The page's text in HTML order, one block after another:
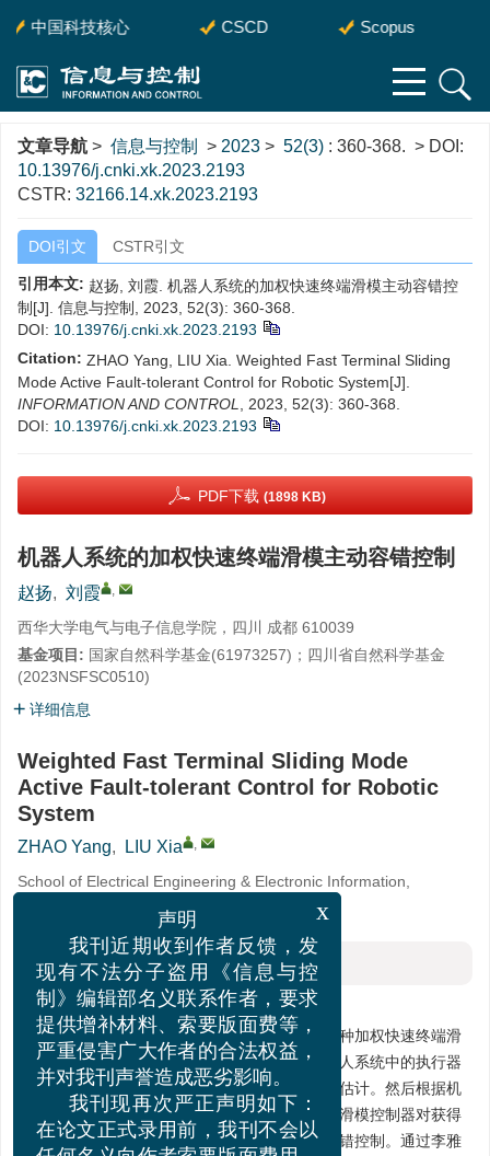
中国科技核心 CSCD Scopus
文章导航 > 信息与控制 > 2023 > 52(3) : 360-368. > DOI:
10.13976/j.cnki.xk.2023.2193
CSTR: 32166.14.xk.2023.2193
DOI引文 CSTR引文
引用本文: 赵扬, 刘霞. 机器人系统的加权快速终端滑模主动容错控
制[J]. 信息与控制, 2023, 52(3): 360-368.
DOI: 10.13976/j.cnki.xk.2023.2193
Citation: ZHAO Yang, LIU Xia. Weighted Fast Terminal Sliding
Mode Active Fault-tolerant Control for Robotic System[J].
INFORMATION AND CONTROL
, 2023, 52(3): 360-368.
DOI: 10.13976/j.cnki.xk.2023.2193
PDF下载 (1898 KB)
机器人系统的加权快速终端滑模主动容错控制
赵扬, 刘霞 ,
西华大学电气与电子信息学院，四川 成都 610039
基金项目: 国家自然科学基金(61973257)；四川省自然科学基金
(2023NSFSC0510)
详细信息
Weighted Fast Terminal Sliding Mode
Active Fault-tolerant Control for Robotic
System
ZHAO Yang, LIU Xia ,
School of Electrical Engineering & Electronic Information,
摘要
摘要:
针对受执行器故障的非线性机器人系统，提出一种加权快速终端滑
模主动容错控制方法。首先利用观测器估计机器人系统中的执行器
故障信息，并通过自适应律对故障未知的界进行估计。然后根据机
器人各关节的加权位置误差进一步设计快速终端滑模控制器对获得
的故障信息做出补偿，从而实现有限时间主动容错控制。通过李雅
声明
我刊近期收到作者反馈，发
现有不法分子盗用《信息与控
制》编辑部名义联系作者，要求
提供增补材料、索要版面费等，
严重侵害广大作者的合法权益，
并对我刊声誉造成恶劣影响。
我刊现再次严正声明如下：
在论文正式录用前，我刊不会以